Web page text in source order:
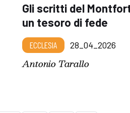
Gli scritti del
un tesoro di fede
ECCLESIA 28_04_2026
Antonio Tarallo